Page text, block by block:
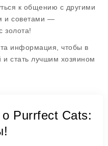
к общению с другими
и советами —
золота!
информация, чтобы в
и стать лучшим хозяином
Purrfect Cats: